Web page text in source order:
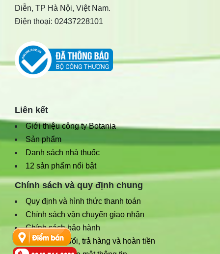
Diễn, TP Hà Nội, Việt Nam.
Điện thoại: 02437228101
Liên kết
Giới thiệu công ty Botania
Sản phẩm
Danh sách nhà thuốc
12 sản phẩm nổi bật
Chính sách và quy định chung
Quy định và hình thức thanh toán
Chính sách vận chuyển giao nhận
Chính sách bảo hành
Chính sách đổi, trả hàng và hoàn tiền